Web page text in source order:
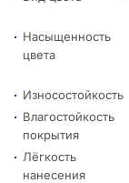
Насыщенность
цвета
Износостойкость
Влагостойкость
покрытия
Лёгкость
нанесения